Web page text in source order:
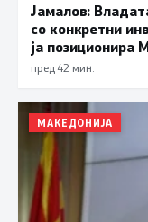
Јамалов:
со конкретни
ја позиционира
поатрактивна
пред 42 мин.
МАКЕДОНИЈА